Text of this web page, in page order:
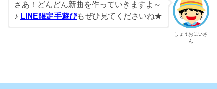
しょうおにいさ
ん
さ あ！どんどん新曲を作っていきますよ～
♪ LINE限定手遊びもぜひ見てくださいね★